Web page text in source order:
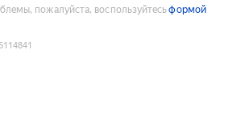
пожалуйста, воспользуйтесьформой